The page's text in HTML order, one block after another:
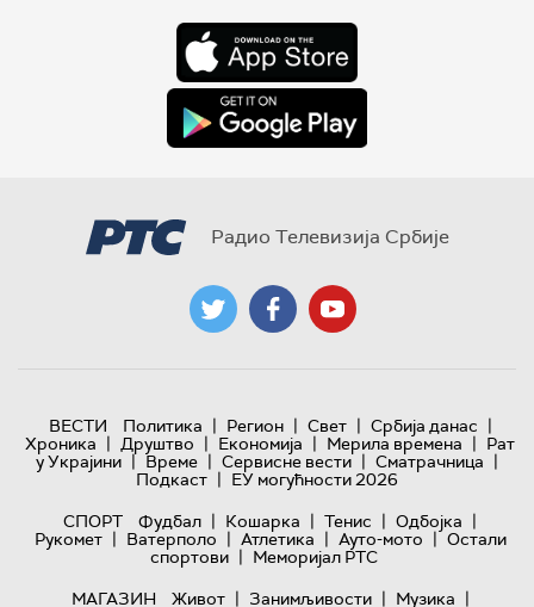
Радио Телевизија Србије
ВЕСТИ Политика | Регион | Свет | Србија данас |
Хроника | Друштво | Економија | Мерила времена | Рат
у Украјини | Време | Сервисне вести | Сматрачница |
Подкаст | ЕУ могућности 2026
СПОРТ
Фудбал | Кошарка | Тенис | Одбојка |
Рукомет | Ватерполо | Атлетика | Ауто-мото | Остали
спортови | Меморијал РТС
МАГАЗИН
Живот | Занимљивости | Музика |